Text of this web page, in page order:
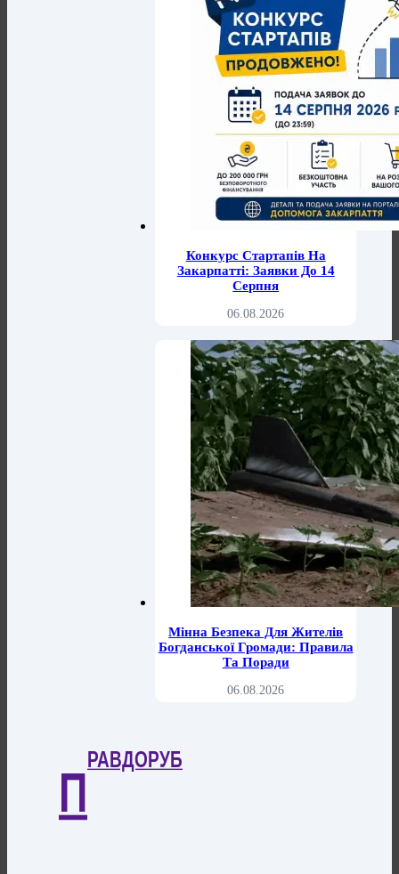
Конкурс Стартапів На
Закарпатті: Заявки До 14
Серпня
06.08.2026
Мінна Безпека Для Жителів
Богданської Громади: Правила
Та Поради
06.08.2026
П
РАВДОРУБ